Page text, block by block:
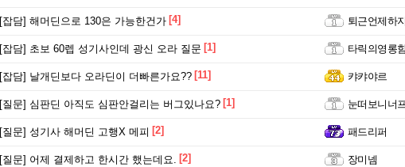
[잡담] 해머딘으로 130은 가능한건가 [4] 퇴근언제하지
[잡담] 초보 60렙 성기사인데 광신 오라 질문 [1] 타릭의영롱
[잡담] 날개딘보다 오라딘이 더빠른가요?? [11] 캬캬야르
[질문] 심판딘 아직도 심판안걸리는 버그있나요? [1] 눈떠보니너
[질문] 성기사 해머딘 고행X 메피 [2] 패드리퍼
[질문] 어제 결제하고 한시간 했는데요. [2] 장미넴